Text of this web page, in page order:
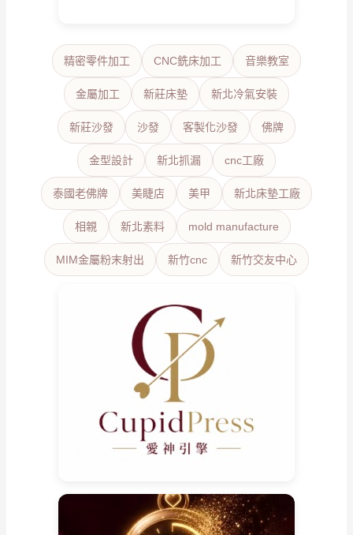
精密零件加工 CNC銑床加工 音樂教室
金屬加工 新莊床墊 新北冷氣安裝
新莊沙發 沙發 客製化沙發 佛牌
金型設計 新北抓漏 cnc工廠
泰國老佛牌 美睫店 美甲 新北床墊工廠
相親 新北素料 mold manufacture
MIM金屬粉末射出 新竹cnc 新竹交友中心